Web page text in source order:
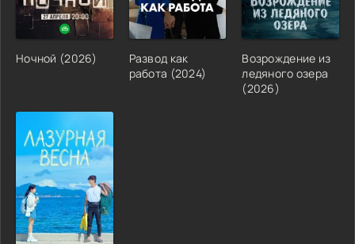
Ночной (2026)
Развод как
работа (2024)
Возрождение из
ледяного озера
(2026)